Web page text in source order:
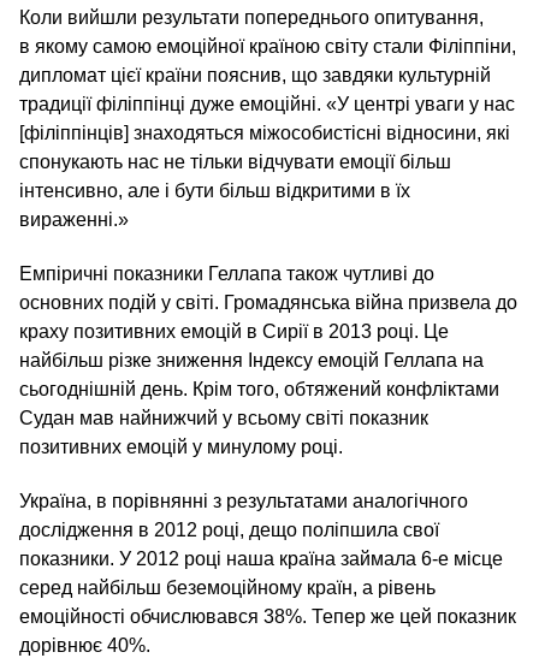
Коли вийшли результати попереднього опитування,
в якому самою емоційної країною світу стали Філіппіни,
дипломат цієї країни пояснив, що завдяки культурній
традиції філіппінці дуже емоційні. «У центрі уваги у нас
[філіппінців] знаходяться міжособистісні відносини, які
спонукають нас не тільки відчувати емоції більш
інтенсивно, але і бути більш відкритими в їх
вираженні.»
Емпіричні показники Геллапа також чутливі до
основних подій у світі. Громадянська війна призвела до
краху позитивних емоцій в Сирії в 2013 році. Це
найбільш різке зниження Індексу емоцій Геллапа на
сьогоднішній день. Крім того, обтяжений конфліктами
Судан мав найнижчий у всьому світі показник
позитивних емоцій у минулому році.
Україна, в порівнянні з результатами аналогічного
дослідження в 2012 році, дещо поліпшила свої
показники. У 2012 році наша країна займала 6‑е місце
серед найбільш беземоційному країн, а рівень
емоційності обчислювався 38%. Тепер же цей показник
дорівнює 40%.